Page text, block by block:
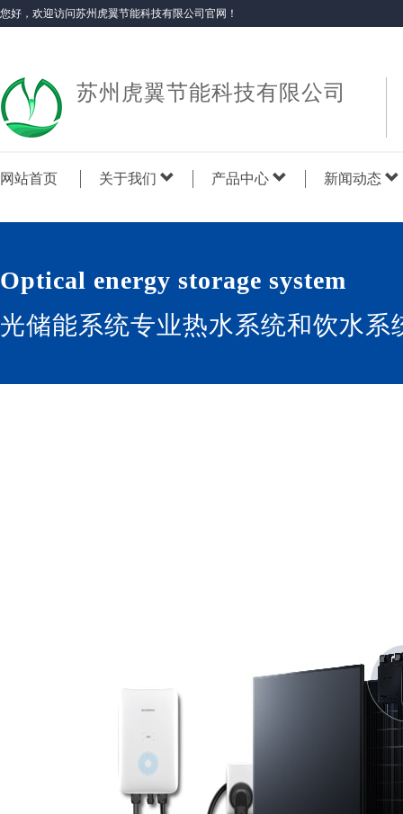
您好，欢迎访问苏州虎翼节能科技有限公司官网！
苏州虎翼节能科技有限公司
网站首页 关于我们 产品中心 新闻动态
Optical energy storage system
光储能系统专业热水系统和饮水系